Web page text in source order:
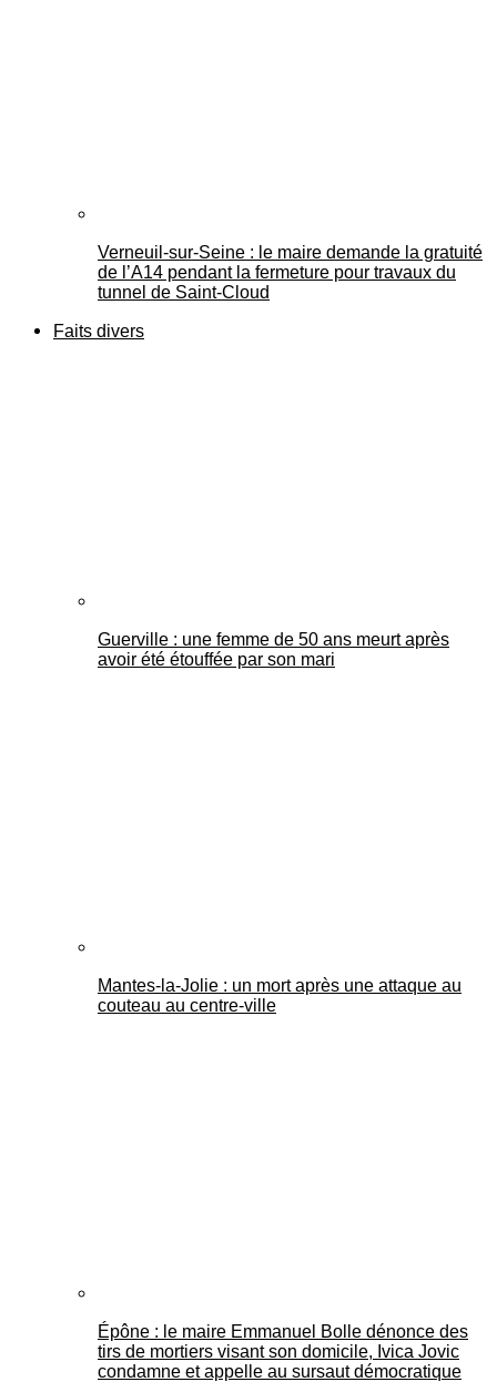
Verneuil-sur-Seine : le maire demande la gratuité
de l’A14 pendant la fermeture pour travaux du
tunnel de Saint-Cloud
Faits divers
Guerville : une femme de 50 ans meurt après
avoir été étouffée par son mari
Mantes-la-Jolie : un mort après une attaque au
couteau au centre-ville
Épône : le maire Emmanuel Bolle dénonce des
tirs de mortiers visant son domicile, Ivica Jovic
condamne et appelle au sursaut démocratique